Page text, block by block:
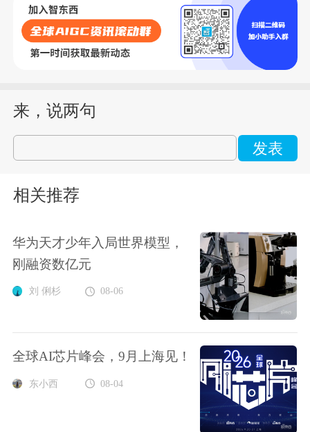
来，说两句
发表
相关推荐
华为天才少年入局世界模型，
刚融资数亿元
刘 俐杉 08-06
全球AI芯片峰会，9月上海见！
东小西 08-04